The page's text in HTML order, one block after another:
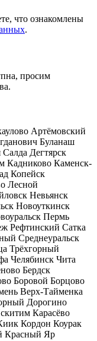
что ознакомлены
.
просим
Артёмовский
Буланаш
Салда Дегтярск
Кадниково Каменск-
Копейск
Лесной
Невьянск
Новоуткинск
Пермь
Рефтинский Сатка
Среднеуральск
Трёхгорный
Челябинск Чита
Бердск
Боровой Борцово
Верх-Тайменка
Дорогино
Карасёво
Кордон Коурак
Красный Яр